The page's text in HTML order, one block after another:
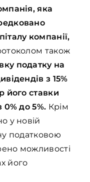
яка
компанії,
також
податку на
з 15%
його ставки
0% до 5%. Крім
у новій
податковою
можливості
його